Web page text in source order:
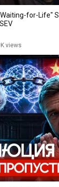
for-Life"
views